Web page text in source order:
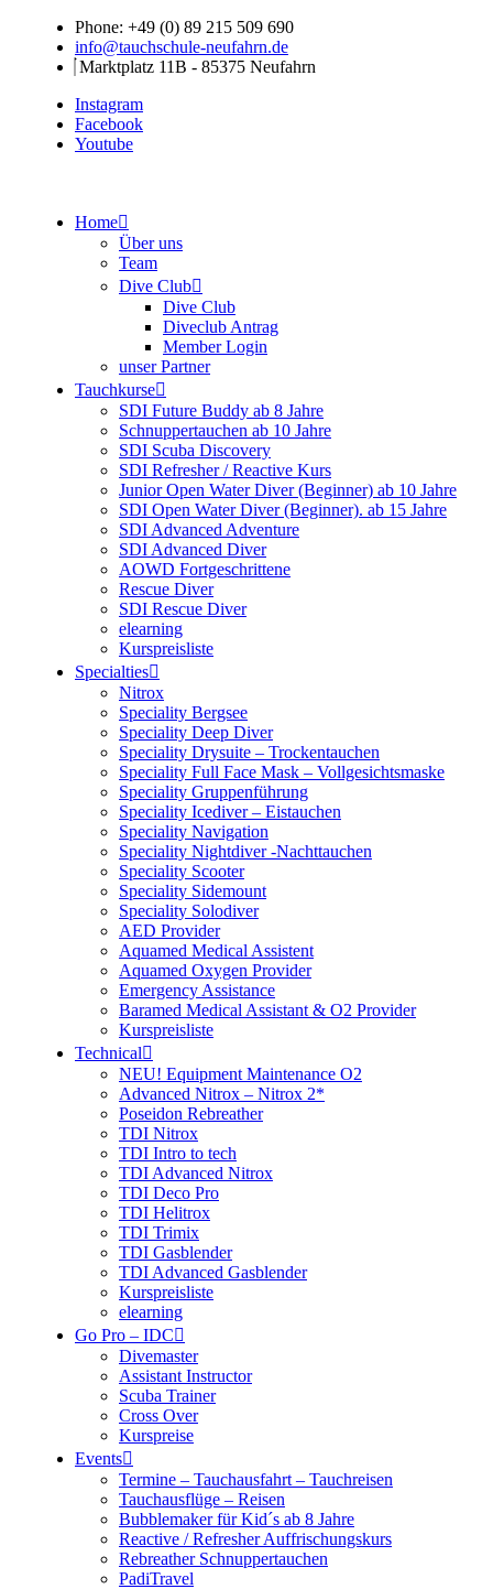
Phone: +49 (0) 89 215 509 690
info@tauchschule-neufahrn.de
Marktplatz 11B - 85375 Neufahrn
Instagram
Facebook
Youtube
Home
Über uns
Team
Dive Club
Dive Club
Diveclub Antrag
Member Login
unser Partner
Tauchkurse
SDI Future Buddy ab 8 Jahre
Schnuppertauchen ab 10 Jahre
SDI Scuba Discovery
SDI Refresher / Reactive Kurs
Junior Open Water Diver (Beginner) ab 10 Jahre
SDI Open Water Diver (Beginner). ab 15 Jahre
SDI Advanced Adventure
SDI Advanced Diver
AOWD Fortgeschrittene
Rescue Diver
SDI Rescue Diver
elearning
Kurspreisliste
Specialties
Nitrox
Speciality Bergsee
Speciality Deep Diver
Speciality Drysuite – Trockentauchen
Speciality Full Face Mask – Vollgesichtsmaske
Speciality Gruppenführung
Speciality Icediver – Eistauchen
Speciality Navigation
Speciality Nightdiver -Nachttauchen
Speciality Scooter
Speciality Sidemount
Speciality Solodiver
AED Provider
Aquamed Medical Assistent
Aquamed Oxygen Provider
Emergency Assistance
Baramed Medical Assistant & O2 Provider
Kurspreisliste
Technical
NEU! Equipment Maintenance O2
Advanced Nitrox – Nitrox 2*
Poseidon Rebreather
TDI Nitrox
TDI Intro to tech
TDI Advanced Nitrox
TDI Deco Pro
TDI Helitrox
TDI Trimix
TDI Gasblender
TDI Advanced Gasblender
Kurspreisliste
elearning
Go Pro – IDC
Divemaster
Assistant Instructor
Scuba Trainer
Cross Over
Kurspreise
Events
Termine – Tauchausfahrt – Tauchreisen
Tauchausflüge – Reisen
Bubblemaker für Kid´s ab 8 Jahre
Reactive / Refresher Auffrischungskurs
Rebreather Schnuppertauchen
PadiTravel